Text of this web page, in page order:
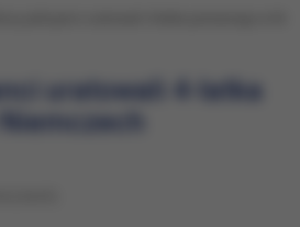
uratowali 4-latka